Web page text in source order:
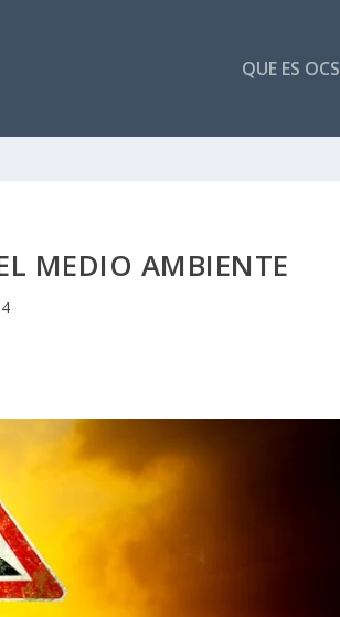
QUE ES
MEDIO AMBIENTE